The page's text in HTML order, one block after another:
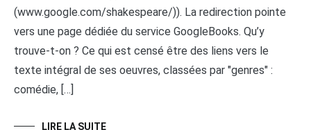
(www.google.com/shakespeare/)). La redirection pointe
vers une page dédiée du service GoogleBooks. Qu’y
trouve-t-on ? Ce qui est censé être des liens vers le
texte intégral de ses oeuvres, classées par "genres" :
comédie, […]
LIRE LA SUITE